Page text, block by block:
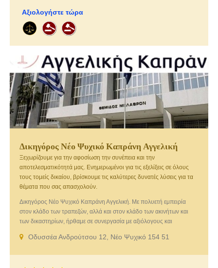
Λυκείου Αθηνών. Προσελήφθη στην εθνική τράπεζα ως ασκούμενη
δικηγόρος στο τμήμα περιουσίας. Όπου ασκήθηκε δίπλα σε πλειάδα
αρίστων έμπειρων δικηγόρων. Συμμετείχε σε πλείστα νομικά
Αξιολογήστε τώρα
Δικηγόρος Νέο Ψυχικό Καπράνη Αγγελική
Ξεχωρίζουμε για την αφοσίωση την συνέπεια και την
αποτελεσματικότητά μας. Ενημερωμένοι για τις εξελίξεις σε όλους
τους τομείς δικαίου, βρίσκουμε τις καλύτερες δυνατές λύσεις για τα
θέματα που σας απασχολούν.
Δικηγόρος Νέο Ψυχικό Καπράνη Αγγελική. Με πολυετή εμπειρία
στον κλάδο των τραπεζών, αλλά και στον κλάδο των ακινήτων και
των δικαστηρίων, ήρθαμε σε συνεργασία με αξιόλογους και
πελάτες να διατηρούνται στο χρόνο. Δύναμή μας η προσήλωση στην
Οδυσσέα Ανδρούτσου 12, Νέο Ψυχικό 154 51